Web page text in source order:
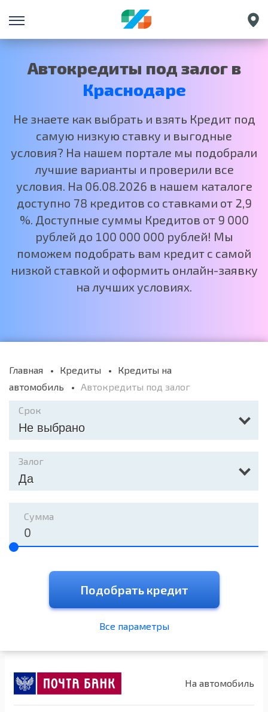
Санкт-Петербург
Нижний Новгород
Москва
Автокредиты под залог в
Краснодаре
Не знаете как выбрать и взять Кредит под
самую низкую ставку и выгодные
условия? На нашем портале мы подобрали
лучшие варианты и проверили все
условия. На 06.08.2026 в нашем каталоге
доступно 78 кредитов со ставками от 2,9
%. Доступные суммы Кредитов от 9 000
рублей до 100 000 000 рублей! Мы
поможем подобрать вам кредит с самой
низкой ставкой и оформить онлайн-заявку
на лучших условиях.
Главная Кредиты
Кредиты на
автомобиль
Автокредиты под залог
Срок
Не выбрано
Залог
Да
Сумма
Подобрать кредит
Все параметры
На автомобиль